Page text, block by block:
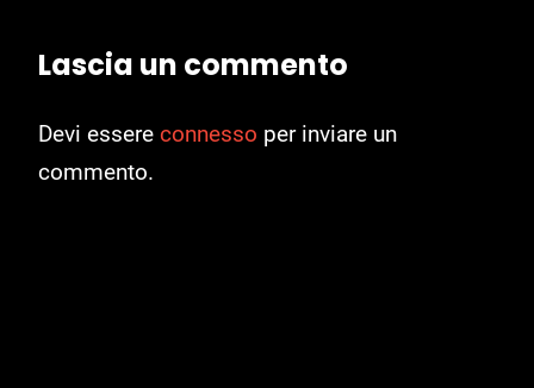
Lascia un commento
Devi essere connesso per inviare un
commento.